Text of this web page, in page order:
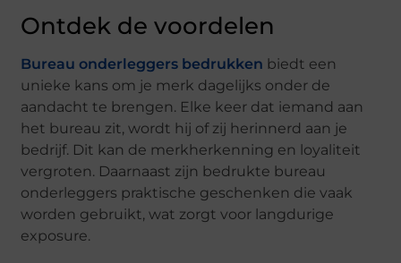
Ontdek de voordelen
Bureau onderleggers bedrukken biedt een
unieke kans om je merk dagelijks onder de
aandacht te brengen. Elke keer dat iemand aan
het bureau zit, wordt hij of zij herinnerd aan je
bedrijf. Dit kan de merkherkenning en loyaliteit
vergroten. Daarnaast zijn bedrukte bureau
onderleggers praktische geschenken die vaak
worden gebruikt, wat zorgt voor langdurige
exposure.